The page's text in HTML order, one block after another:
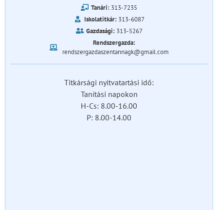
Tanári: 313-7235
Iskolatitkár:313-6087
Gazdasági:313-5267
Rendszergazda:
rendszergazdaszentannagk@gmail.com
Titkársági nyitvatartási idő:
Tanítási napokon
H-Cs: 8.00-16.00
P: 8.00-14.00